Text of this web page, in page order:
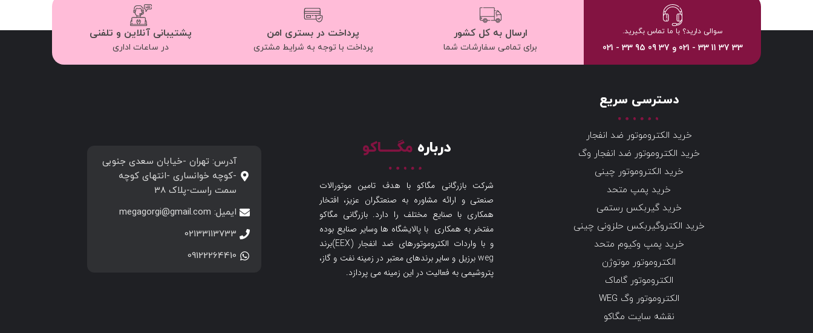
سوالی دارید؟ با ما تماس بگیرید.
33 37 11 33 - 021 و 37 09 95 33 - 021
ارسال به کل کشور
برای تمامی سفارشات شما
پرداخت در بستری امن
پرداخت با توجه به شرایط مشتری
پشتیبانی آنلاین و تلفنی
در ساعات اداری
دسترسی سریع
خرید الکتروموتور ضد انفجار
خرید الکتروموتور ضد انفجار وگ
خرید الکتروموتور چینی
خرید پمپ متحد
خرید گیربکس رستمی
خرید الکتروگیربکس حلزونی چینی
خرید پمپ وکیوم متحد
الکتروموتور موتوژن
الکتروموتور گاماک
الکتروموتور وگ WEG
نقشه سایت مگاکو
درباره مگـــــاکو
شرکت بازرگانی مگاکو با هدف تامین موتورالات
صنعتی و ارائه مشاوره به صنعتگران عزیز، افتخار
همکاری با صنایع مختلف را دارد. بازرگانی مگاکو
مفتخر به همکاری با پالایشگاه ها وسایر صنایع بوده
و با واردات الکتروموتورهای ضد انفجار (EEX)برند
weg برزیل و سایر برندهای معتبر در زمینه نفت و گاز،
پتروشیمی به فعالیت در این زمینه می پردازد.
آدرس: تهران -خیابان سعدی جنوبی
-کوچه خوانساری -انتهای کوچه
سمت راست-پلاک 38
ایمیل: megagorgi@gmail.com
02133113733
09122264410